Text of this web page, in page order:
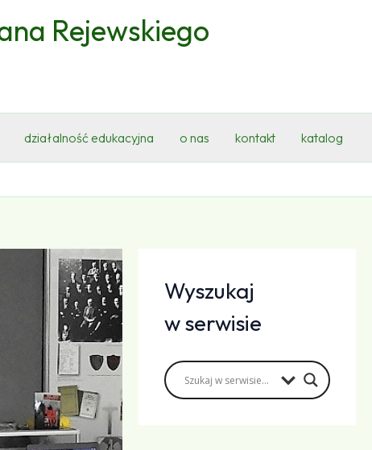
Rejewskiego
działalność edukacyjna o nas kontakt katalog
Wyszukaj
w serwisie